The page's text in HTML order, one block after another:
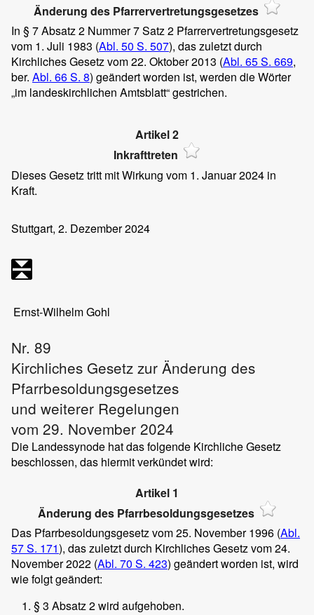
Änderung des Pfarrervertretungsgesetzes
In § 7 Absatz 2 Nummer 7 Satz 2 Pfarrervertretungsgesetz
vom 1. Juli 1983 (Abl. 50 S. 507), das zuletzt durch
Kirchliches Gesetz vom 22. Oktober 2013 (Abl. 65 S. 669,
ber. Abl. 66 S. 8) geändert worden ist, werden die Wörter
„im landeskirchlichen Amtsblatt“ gestrichen.
Artikel 2
Inkrafttreten
Dieses Gesetz tritt mit Wirkung vom 1. Januar 2024 in
Kraft.
Stuttgart, 2. Dezember 2024
Ernst-Wilhelm Gohl
Nr. 89
Kirchliches Gesetz zur Änderung des
Pfarrbesoldungsgesetzes
und weiterer Regelungen
vom 29. November 2024
Die Landessynode hat das folgende Kirchliche Gesetz
beschlossen, das hiermit verkündet wird:
Artikel 1
Änderung des Pfarrbesoldungsgesetzes
Das Pfarrbesoldungsgesetz vom 25. November 1996 (Abl.
57 S. 171), das zuletzt durch Kirchliches Gesetz vom 24.
November 2022 (Abl. 70 S. 423) geändert worden ist, wird
wie folgt geändert:
§ 3 Absatz 2 wird aufgehoben.